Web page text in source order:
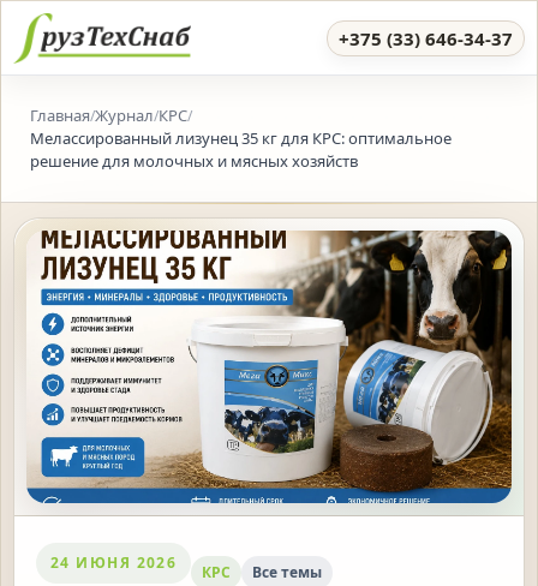
+375 (33) 646-34-37
Главная/Журнал/КРС/
Мелассированный лизунец 35 кг для КРС: оптимальное
решение для молочных и мясных хозяйств
24 ИЮНЯ 2026 КРС Все темы